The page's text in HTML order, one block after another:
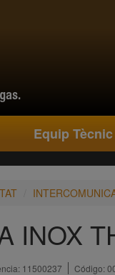
Equip Tècnic
INOX
11500237 Código: